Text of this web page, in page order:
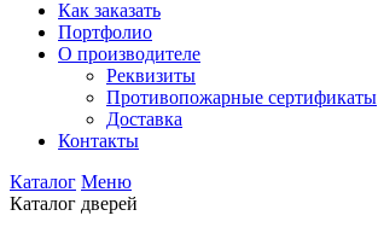
Как заказать
Портфолио
О производителе
Реквизиты
Противопожарные сертификаты
Доставка
Контакты
Каталог Меню
Каталог дверей